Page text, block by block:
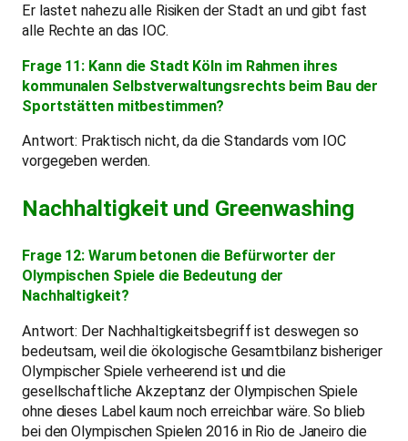
Er lastet nahezu alle Risiken der Stadt an und gibt fast
alle Rechte an das IOC.
Frage 11: Kann die Stadt Köln im Rahmen ihres
kommunalen Selbstverwaltungsrechts beim Bau der
Sportstätten mitbestimmen?
Antwort: Praktisch nicht, da die Standards vom IOC
vorgegeben werden.
Nachhaltigkeit und Greenwashing
Frage 12: Warum betonen die Befürworter der
Olympischen Spiele die Bedeutung der
Nachhaltigkeit?
Antwort: Der Nachhaltigkeitsbegriff ist deswegen so
bedeutsam, weil die ökologische Gesamtbilanz bisheriger
Olympischer Spiele verheerend ist und die
gesellschaftliche Akzeptanz der Olympischen Spiele
ohne dieses Label kaum noch erreichbar wäre. So blieb
bei den Olympischen Spielen 2016 in Rio de Janeiro die